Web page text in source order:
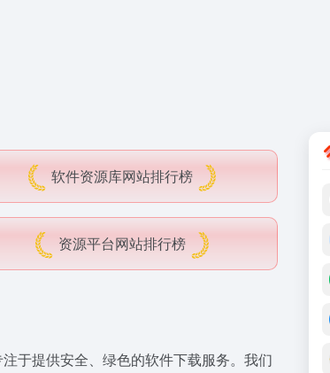
软件资源库网站排行榜
资源平台网站排行榜
于提供安全、绿色的软件下载服务。我们